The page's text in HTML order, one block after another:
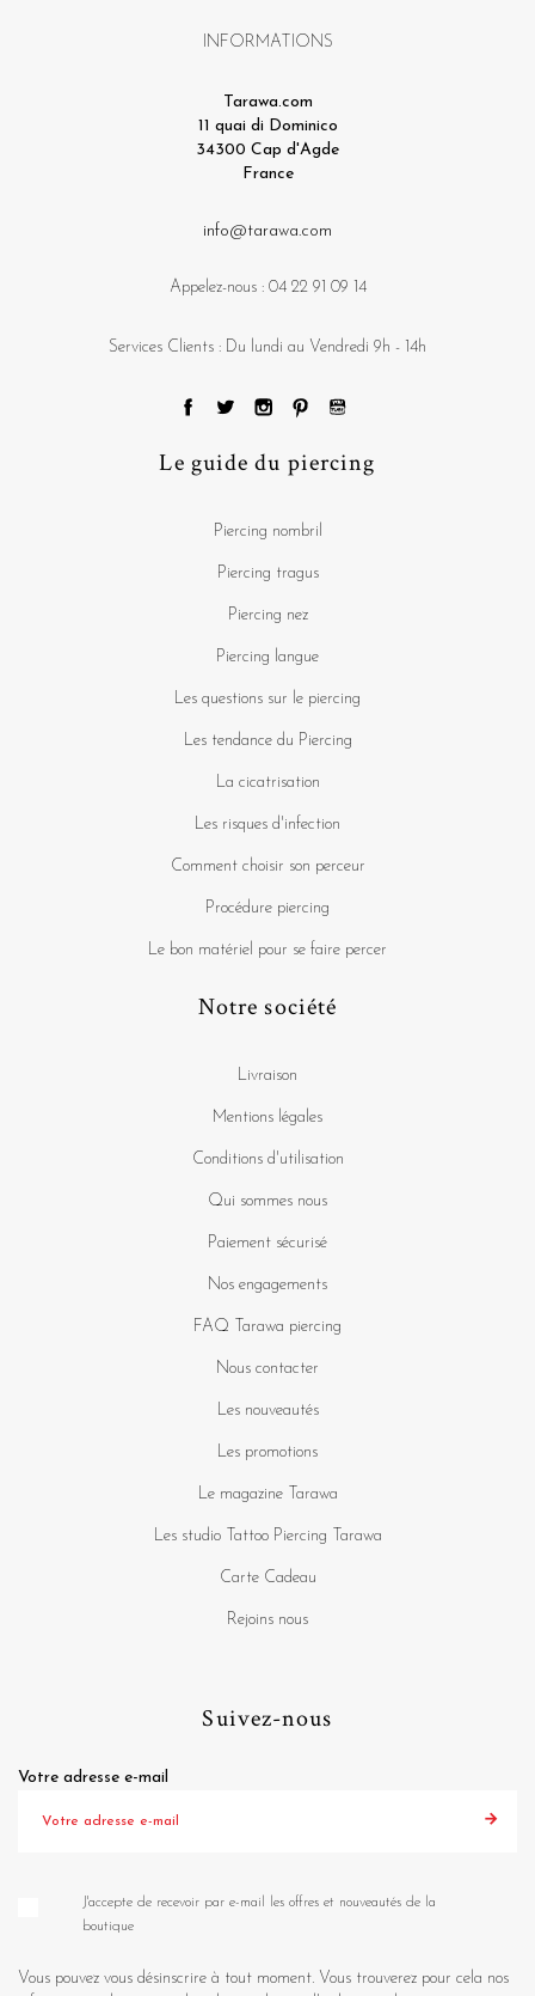
INFORMATIONS
Tarawa.com
11 quai di Dominico
34300 Cap d'Agde
France
info@tarawa.com
Appelez-nous : 04 22 91 09 14
Services Clients : Du lundi au Vendredi 9h - 14h
Le guide du piercing
Piercing nombril
Piercing tragus
Piercing nez
Piercing langue
Les questions sur le piercing
Les tendance du Piercing
La cicatrisation
Les risques d'infection
Comment choisir son perceur
Procédure piercing
Le bon matériel pour se faire percer
Notre société
Livraison
Mentions légales
Conditions d'utilisation
Qui sommes nous
Paiement sécurisé
Nos engagements
FAQ Tarawa piercing
Nous contacter
Les nouveautés
Les promotions
Le magazine Tarawa
Les studio Tattoo Piercing Tarawa
Carte Cadeau
Rejoins nous
Suivez-nous
Votre adresse e-mail
J'accepte de recevoir par e-mail les offres et nouveautés de la
boutique
Vous pouvez vous désinscrire à tout moment. Vous trouverez pour cela nos